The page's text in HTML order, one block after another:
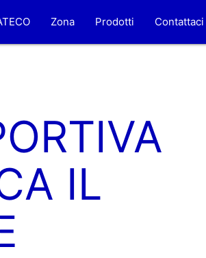
Zona Prodotti Contattaci
IL